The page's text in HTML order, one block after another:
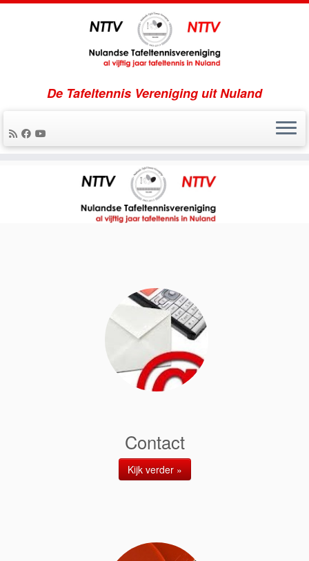
De Tafeltennis Vereniging uit Nuland
Contact
Kijk verder »